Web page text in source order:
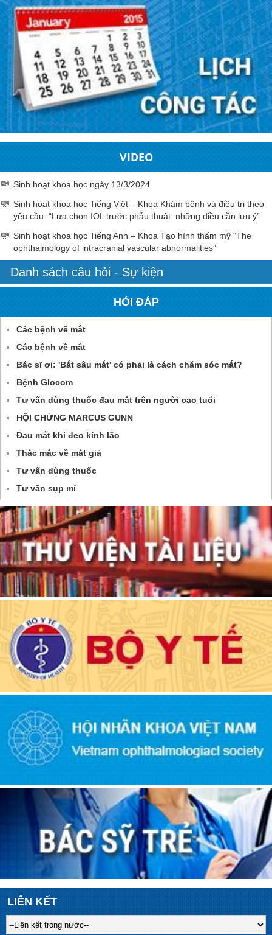
VIDEO
Sinh hoạt khoa học ngày 13/3/2024
Sinh hoạt khoa học Tiếng Việt – Khoa Khám bệnh và điều trị theo
yêu cầu: “Lựa chọn IOL trước phẫu thuật: những điều cần lưu ý”
Sinh hoạt khoa học Tiếng Anh – Khoa Tạo hình thẩm mỹ “The
ophthalmology of intracranial vascular abnormalities”
Danh sách câu hỏi - Sự kiện
HỎI ĐÁP
Các bệnh về mắt
Các bệnh về mắt
Bác sĩ ơi: 'Bắt sâu mắt' có phải là cách chăm sóc mắt?
Bệnh Glocom
Tư vấn dùng thuốc đau mắt trên người cao tuổi
HỘI CHỨNG MARCUS GUNN
Đau mắt khi đeo kính lão
Thắc mắc về mắt giả
Tư vấn dùng thuốc
Tư vấn sụp mí
LIÊN KẾT